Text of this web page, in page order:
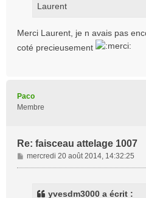
Laurent
Merci Laurent, je n avais pas
coté precieusement
Paco
Membre
Re: faisceau attelage 1007
M
e
mercredi 20 août 2014, 14:32:25
yvesdm3000 a écrit :